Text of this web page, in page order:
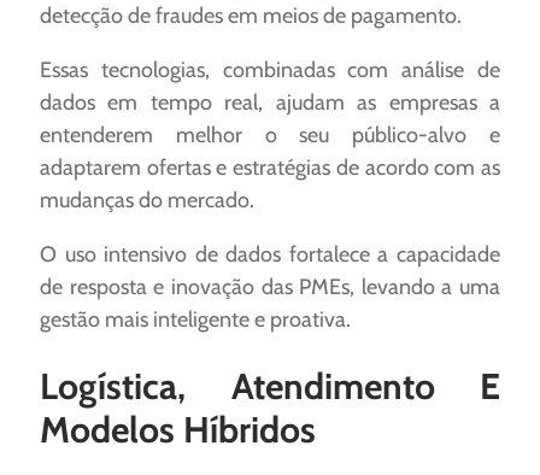
detecção de fraudes em meios de pagamento.
Essas tecnologias, combinadas com análise de
dados em tempo real, ajudam as empresas a
entenderem melhor o seu público-alvo e
adaptarem ofertas e estratégias de acordo com as
mudanças do mercado.
O uso intensivo de dados fortalece a capacidade
de resposta e inovação das PMEs, levando a uma
gestão mais inteligente e proativa.
Logística, Atendimento E
Modelos Híbridos